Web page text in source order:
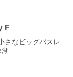
F
さなビッグバスレ
湖